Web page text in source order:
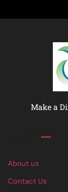
Make a
About us
Contact Us